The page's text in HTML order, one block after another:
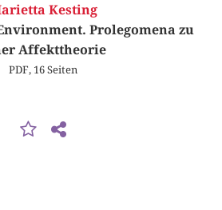
Kesting
Prolegomena zu
Affekttheorie
PDF, 16 Seiten